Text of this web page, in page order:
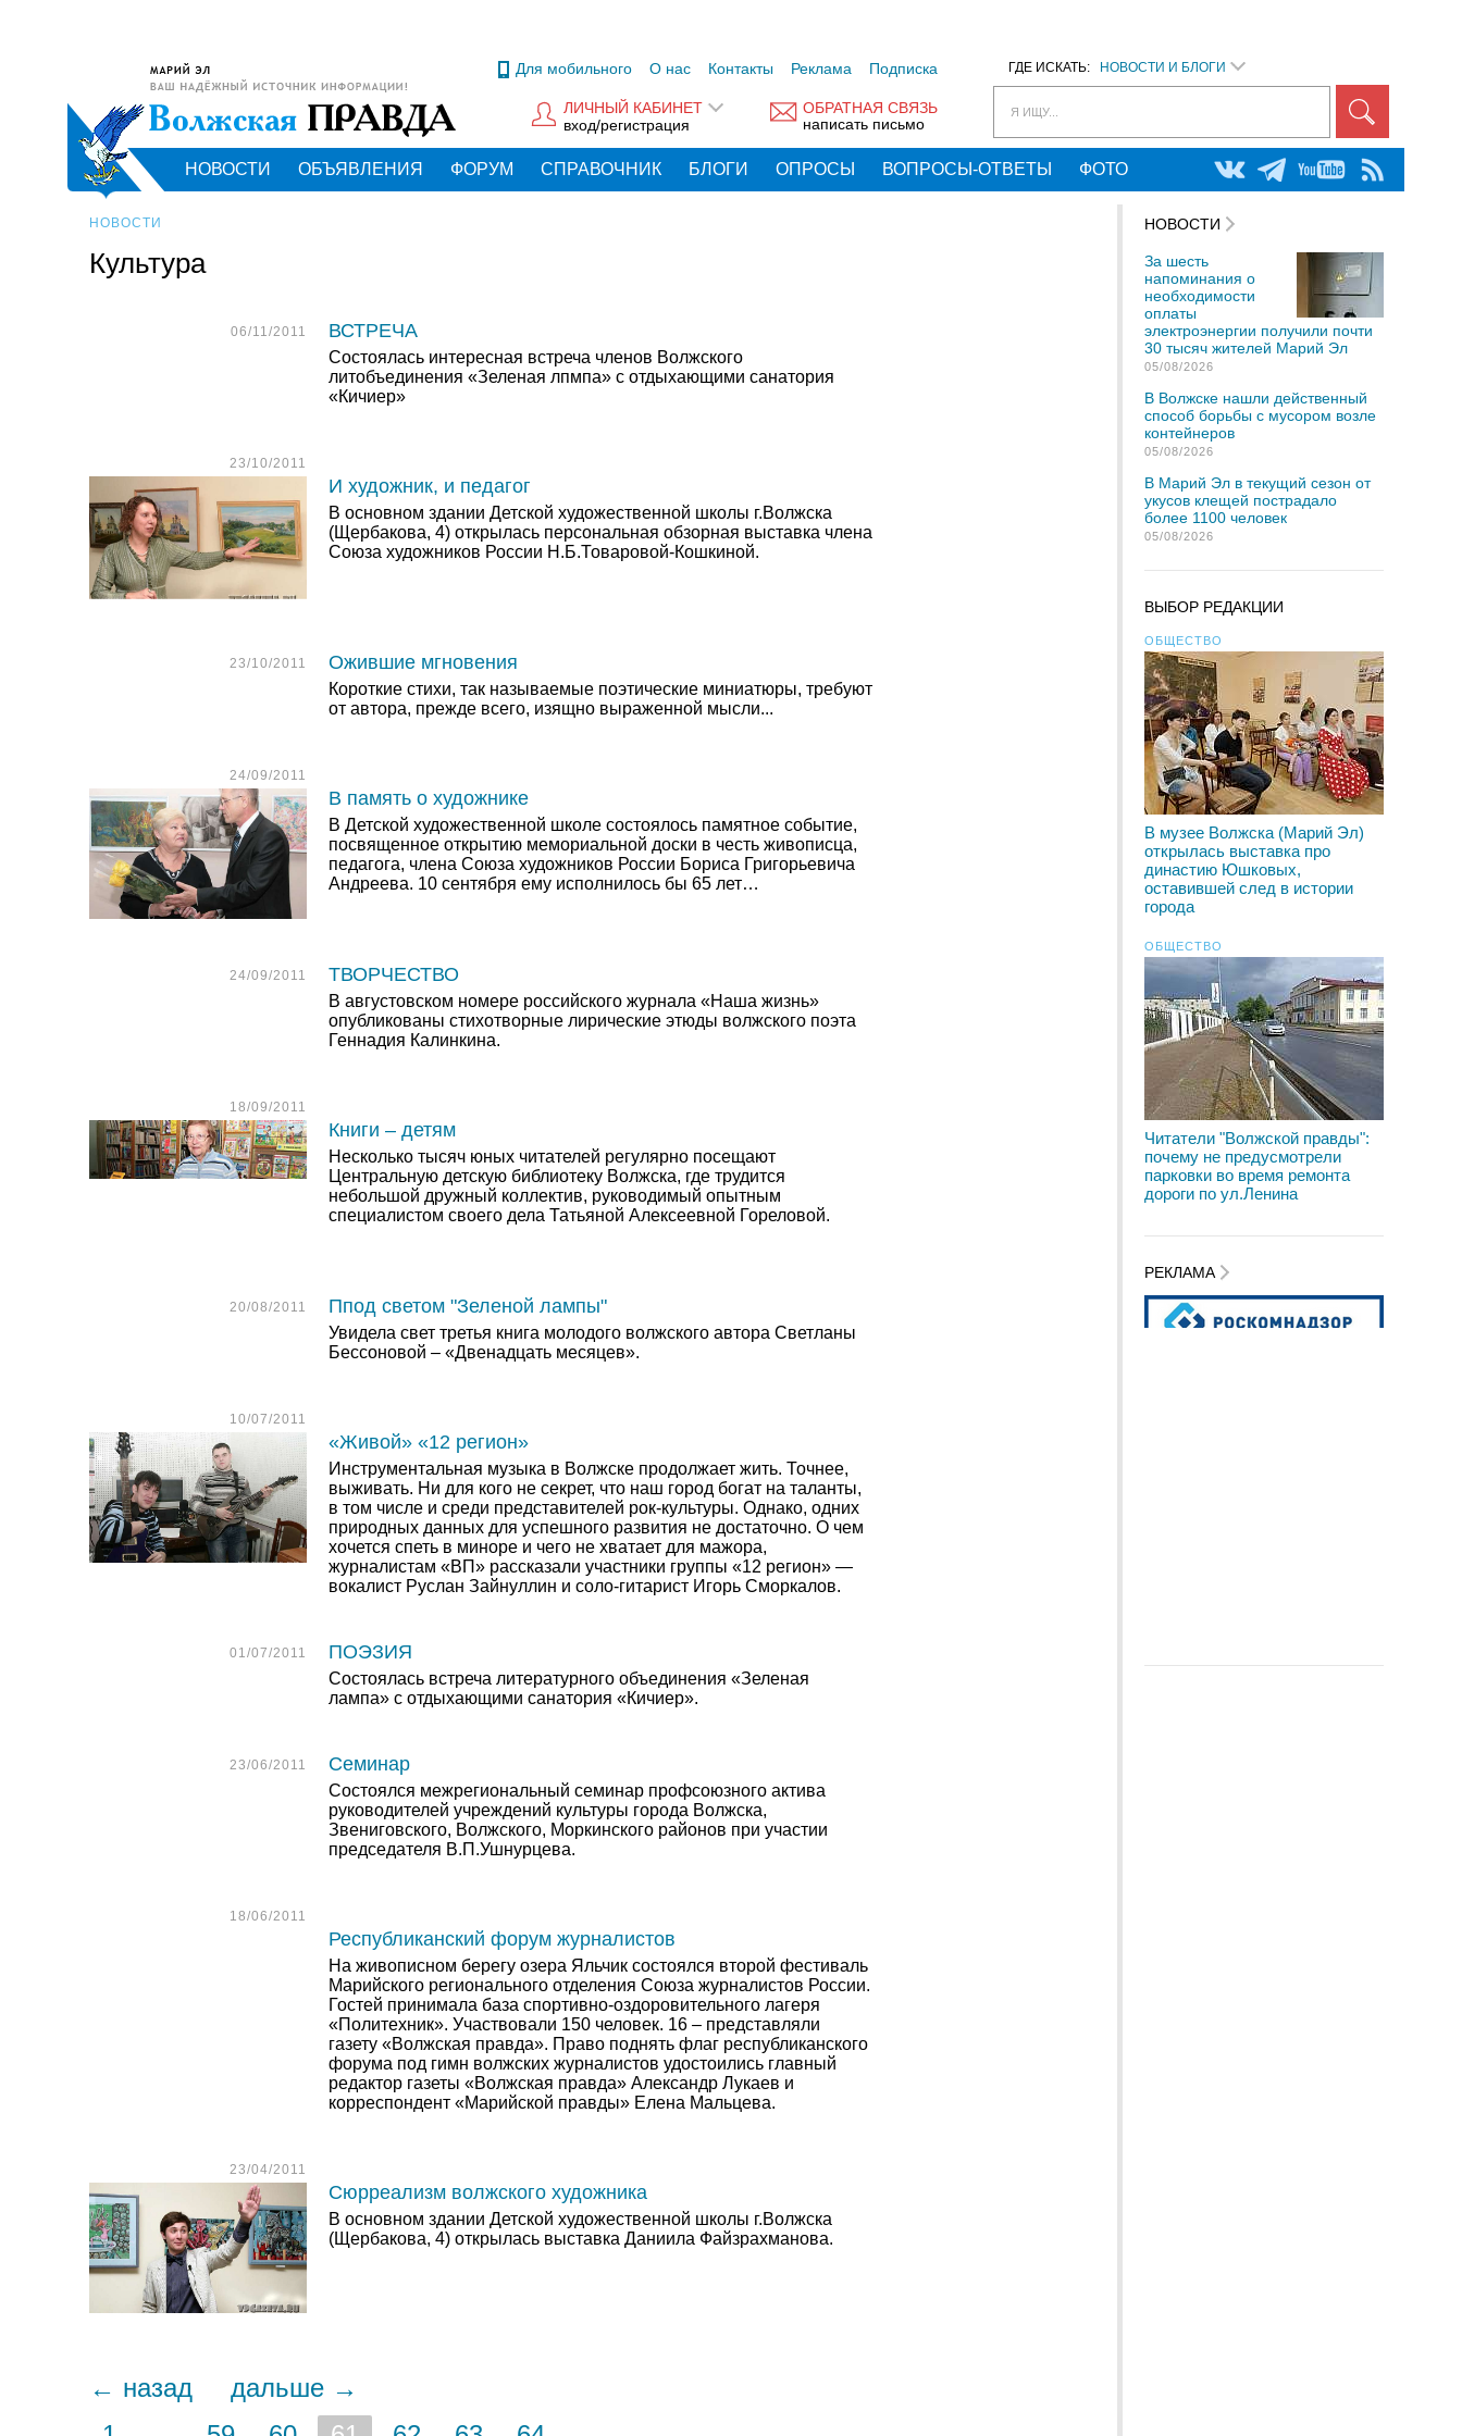
ГДЕ ИСКАТЬ: НОВОСТИ И БЛОГИ
Я ИЩУ...
Для мобильного О нас Контакты Реклама Подписка
ОБРАТНАЯ СВЯЗЬ
написать письмо
ЛИЧНЫЙ КАБИНЕТ
вход/регистрация
НОВОСТИ ОБЪЯВЛЕНИЯ ФОРУМ СПРАВОЧНИК БЛОГИ ОПРОСЫ ВОПРОСЫ-ОТВЕТЫ ФОТО
НОВОСТИ
Культура
06/11/2011 ВСТРЕЧА
Состоялась интересная встреча членов Волжского
литобъединения «Зеленая лпмпа» с отдыхающими санатория
«Кичиер»
23/10/2011
И художник, и педагог
В основном здании Детской художественной школы г.Волжска
(Щербакова, 4) открылась персональная обзорная выставка члена
Союза художников России Н.Б.Товаровой-Кошкиной.
23/10/2011 Ожившие мгновения
Короткие стихи, так называемые поэтические миниатюры, требуют
от автора, прежде всего, изящно выраженной мысли...
24/09/2011
В память о художнике
В Детской художественной школе состоялось памятное событие,
посвященное открытию мемориальной доски в честь живописца,
педагога, члена Союза художников России Бориса Григорьевича
Андреева. 10 сентября ему исполнилось бы 65 лет…
24/09/2011 ТВОРЧЕСТВО
В августовском номере российского журнала «Наша жизнь»
опубликованы стихотворные лирические этюды волжского поэта
Геннадия Калинкина.
18/09/2011
Книги – детям
Несколько тысяч юных читателей регулярно посещают
Центральную детскую библиотеку Волжска, где трудится
небольшой дружный коллектив, руководимый опытным
специалистом своего дела Татьяной Алексеевной Гореловой.
20/08/2011 Ппод светом "Зеленой лампы"
Увидела свет третья книга молодого волжского автора Светланы
Бессоновой – «Двенадцать месяцев».
10/07/2011
«Живой» «12 регион»
Инструментальная музыка в Волжске продолжает жить. Точнее,
выживать. Ни для кого не секрет, что наш город богат на таланты,
в том числе и среди представителей рок-культуры. Однако, одних
природных данных для успешного развития не достаточно. О чем
хочется спеть в миноре и чего не хватает для мажора,
журналистам «ВП» рассказали участники группы «12 регион» —
вокалист Руслан Зайнуллин и соло-гитарист Игорь Сморкалов.
01/07/2011 ПОЭЗИЯ
Состоялась встреча литературного объединения «Зеленая
лампа» с отдыхающими санатория «Кичиер».
23/06/2011 Семинар
Состоялся межрегиональный семинар профсоюзного актива
руководителей учреждений культуры города Волжска,
Звениговского, Волжского, Моркинского районов при участии
председателя В.П.Ушнурцева.
18/06/2011
Республиканский форум журналистов
На живописном берегу озера Яльчик состоялся второй фестиваль
Марийского регионального отделения Союза журналистов России.
Гостей принимала база спортивно-оздоровительного лагеря
«Политехник». Участвовали 150 человек. 16 – представляли
газету «Волжская правда». Право поднять флаг республиканского
форума под гимн волжских журналистов удостоились главный
редактор газеты «Волжская правда» Александр Лукаев и
корреспондент «Марийской правды» Елена Мальцева.
23/04/2011
Сюрреализм волжского художника
В основном здании Детской художественной школы г.Волжска
(Щербакова, 4) открылась выставка Даниила Файзрахманова.
← назад
дальше →
НОВОСТИ
За шесть
напоминания о
необходимости
оплаты
электроэнергии получили почти
30 тысяч жителей Марий Эл
05/08/2026
В Волжске нашли действенный
способ борьбы с мусором возле
контейнеров
05/08/2026
В Марий Эл в текущий сезон от
укусов клещей пострадало
более 1100 человек
05/08/2026
ВЫБОР РЕДАКЦИИ
ОБЩЕСТВО
В музее Волжска (Марий Эл)
открылась выставка про
династию Юшковых,
оставившей след в истории
города
ОБЩЕСТВО
Читатели "Волжской правды":
почему не предусмотрели
парковки во время ремонта
дороги по ул.Ленина
РЕКЛАМА